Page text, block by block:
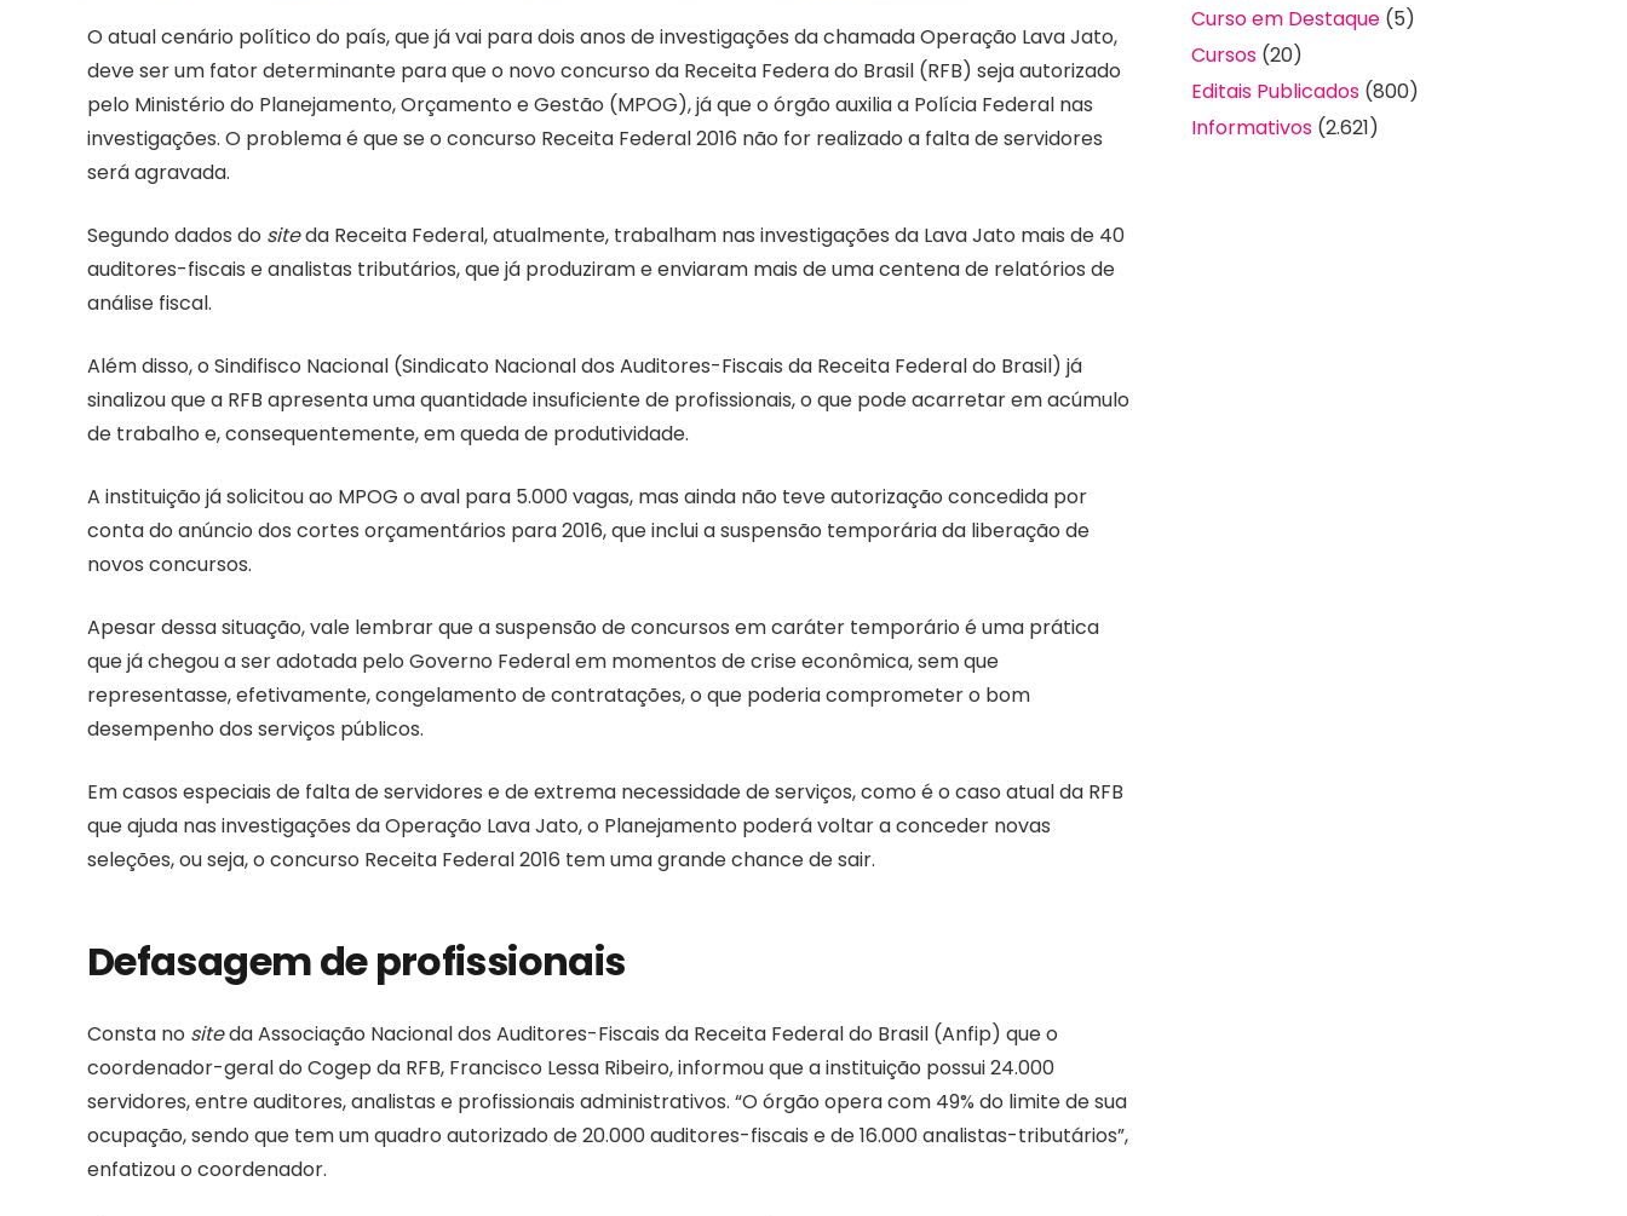
O atual cenário político do país, que já vai para dois anos de investigações da chamada Operação Lava Jato,
deve ser um fator determinante para que o novo concurso da Receita Federa do Brasil (RFB) seja autorizado
pelo Ministério do Planejamento, Orçamento e Gestão (MPOG), já que o órgão auxilia a Polícia Federal nas
investigações. O problema é que se o concurso Receita Federal 2016 não for realizado a falta de servidores
será agravada.
Segundo dados do siteda Receita Federal, atualmente, trabalham nas investigações da Lava Jato mais de 40
auditores-fiscais e analistas tributários, que já produziram e enviaram mais de uma centena de relatórios de
análise fiscal.
Além disso, o Sindifisco Nacional (Sindicato Nacional dos Auditores-Fiscais da Receita Federal do Brasil) já
sinalizou que a RFB apresenta uma quantidade insuficiente de profissionais, o que pode acarretar em acúmulo
de trabalho e, consequentemente, em queda de produtividade.
A instituição já solicitou ao MPOG o aval para 5.000 vagas, mas ainda não teve autorização concedida por
conta do anúncio dos cortes orçamentários para 2016, que inclui a suspensão temporária da liberação de
novos concursos.
Apesar dessa situação, vale lembrar que a suspensão de concursos em caráter temporário é uma prática
que já chegou a ser adotada pelo Governo Federal em momentos de crise econômica, sem que
representasse, efetivamente, congelamento de contratações, o que poderia comprometer o bom
desempenho dos serviços públicos.
Em casos especiais de falta de servidores e de extrema necessidade de serviços, como é o caso atual da RFB
que ajuda nas investigações da Operação Lava Jato, o Planejamento poderá voltar a conceder novas
seleções, ou seja, o concurso Receita Federal 2016 tem uma grande chance de sair.
Defasagem de profissionais
Consta no siteda Associação Nacional dos Auditores-Fiscais da Receita Federal do Brasil (Anfip) que o
coordenador-geral do Cogep da RFB, Francisco Lessa Ribeiro, informou que a instituição possui 24.000
servidores, entre auditores, analistas e profissionais administrativos. “O órgão opera com 49% do limite de sua
ocupação, sendo que tem um quadro autorizado de 20.000 auditores-fiscais e de 16.000 analistas-tributários”,
enfatizou o coordenador.
Curso em Destaque (5)
Cursos (20)
Editais Publicados (800)
Informativos (2.621)